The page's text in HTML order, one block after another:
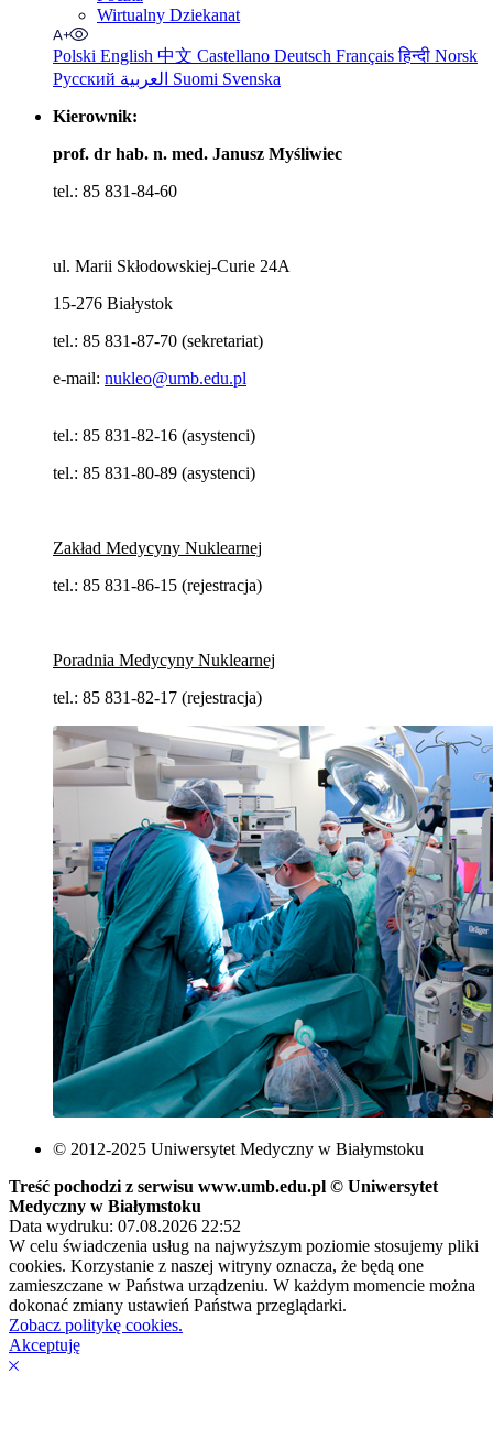
Wirtualny Dziekanat
Polski English 中文 Castellano Deutsch Françaisहिन्दी Norsk
Русский
Suomi Svenska
Kierownik:
prof. dr hab. n. med. Janusz Myśliwiec
tel.: 85 831-84-60
ul. Marii Skłodowskiej-Curie 24A
15-276 Białystok
tel.: 85 831-87-70 (sekretariat)
e-mail: nukleo@umb.edu.pl
tel.: 85 831-82-16 (asystenci)
tel.: 85 831-80-89 (asystenci)
Zakład Medycyny Nuklearnej
tel.: 85 831-86-15 (rejestracja)
Poradnia Medycyny Nuklearnej
tel.: 85 831-82-17 (rejestracja)
© 2012-2025 Uniwersytet Medyczny w Białymstoku
Treść pochodzi z serwisu www.umb.edu.pl © Uniwersytet
Medyczny w Białymstoku
Data wydruku: 07.08.2026 22:52
W celu świadczenia usług na najwyższym poziomie stosujemy pliki
cookies. Korzystanie z naszej witryny oznacza, że będą one
zamieszczane w Państwa urządzeniu. W każdym momencie można
dokonać zmiany ustawień Państwa przeglądarki.
Zobacz politykę cookies.
Akceptuję